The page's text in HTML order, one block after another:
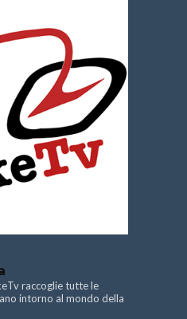
raccoglie tutte le
intorno al mondo della